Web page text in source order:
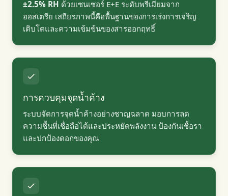
±2.5% RH ด้วยเซนเซอร์ E+E ระดับพรีเมียมจาก
ออสเตรีย เสถียรภาพนี้คือพื้นฐานของการเร่งการเจริญ
เติบโตและความเข้มข้นของสารออกฤทธิ์
การควบคุมจุดน้ำค้าง
ระบบจัดการจุดน้ำค้างอย่างชาญฉลาด มอบการลด
ความชื้นที่เชื่อถือได้และประหยัดพลังงาน ป้องกันเชื้อรา
และปกป้องดอกของคุณ